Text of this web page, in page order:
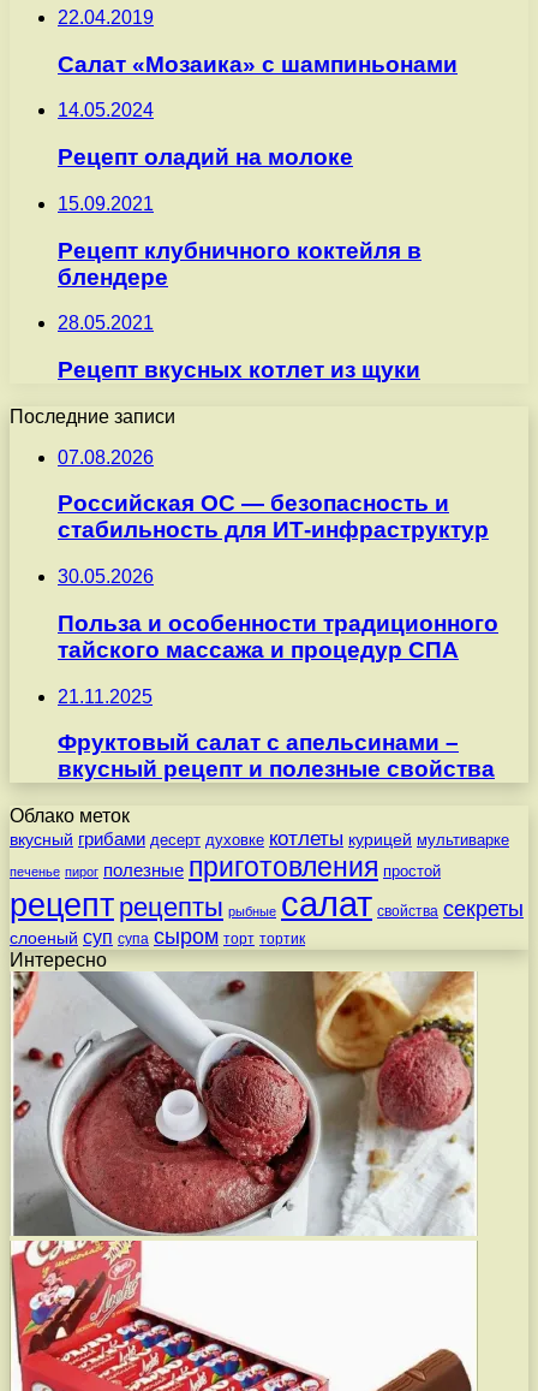
22.04.2019
Салат «Мозаика» с шампиньонами
14.05.2024
Рецепт оладий на молоке
15.09.2021
Рецепт клубничного коктейля в
блендере
28.05.2021
Рецепт вкусных котлет из щуки
Последние записи
07.08.2026
Российская ОС — безопасность и
стабильность для ИТ-инфраструктур
30.05.2026
Польза и особенности традиционного
тайского массажа и процедур СПА
21.11.2025
Фруктовый салат с апельсинами –
вкусный рецепт и полезные свойства
Облако меток
вкусный грибами десерт духовке котлеты курицей мультиварке
печенье пирог полезные приготовления простой
рецепт рецепты рыбные салат свойства секреты
слоеный суп супа сыром торт тортик
Интересно